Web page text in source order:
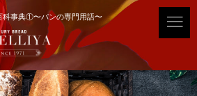
科事典①〜パンの専門用語〜